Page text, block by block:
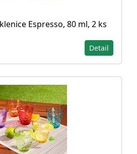
Espresso, 80 ml, 2 ks
Detail